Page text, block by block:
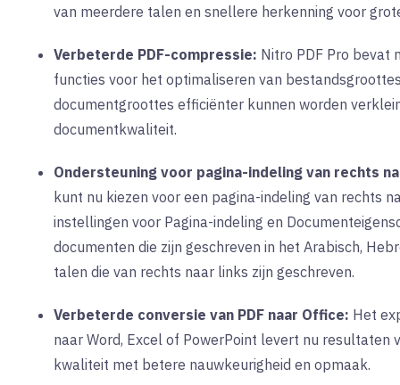
van meerdere talen en snellere herkenning voor
Verbeterde PDF-compressie: Nitro PDF Pro bevat
functies voor het optimaliseren van
documentgroottes efficiënter kunnen worden
documentkwaliteit.
Ondersteuning voor pagina-indeling van rechts
kunt nu kiezen voor een pagina-indeling van rechts
instellingen voor Pagina-indeling en
documenten die zijn geschreven in het Arabisch,
talen die van rechts naar links zijn geschreven.
Verbeterde conversie van PDF naar Office: Het
naar Word, Excel of PowerPoint levert nu resultaten
kwaliteit met betere nauwkeurigheid en opmaak.